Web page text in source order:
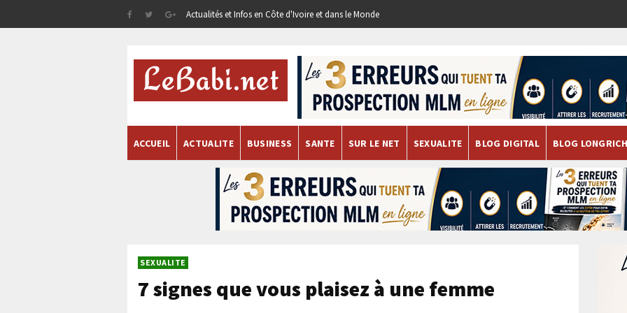
Actualités et Infos en Côte d'Ivoire et dans le Monde
ACCUEIL ACTUALITE BUSINESS SANTE SUR LE NET SEXUALITE BLOG DIGITAL BLOG LONGRICH
SEXUALITE
7 signes que vous plaisez à une femme